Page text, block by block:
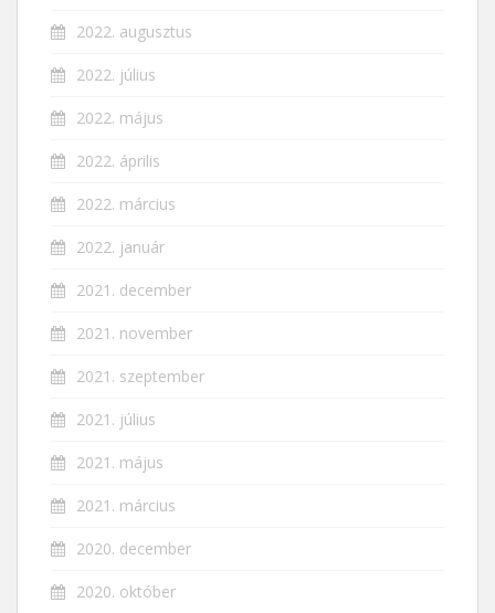
2022. augusztus
2022. július
2022. május
2022. április
2022. március
2022. január
2021. december
2021. november
2021. szeptember
2021. július
2021. május
2021. március
2020. december
2020. október